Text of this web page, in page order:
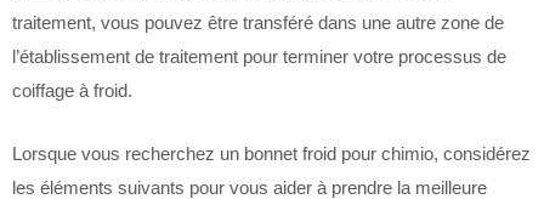
traitement, vous pouvez être transféré dans une autre zone de
l’établissement de traitement pour terminer votre processus de
coiffage à froid.
Lorsque vous recherchez un bonnet froid pour chimio, considérez
les éléments suivants pour vous aider à prendre la meilleure